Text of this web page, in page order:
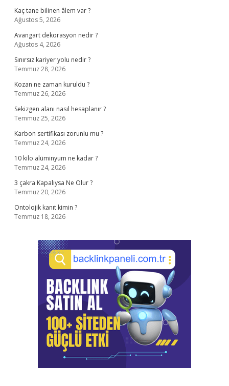
Kaç tane bilinen âlem var ?
Ağustos 5, 2026
Avangart dekorasyon nedir ?
Ağustos 4, 2026
Sınırsız kariyer yolu nedir ?
Temmuz 28, 2026
Kozan ne zaman kuruldu ?
Temmuz 26, 2026
Sekizgen alanı nasıl hesaplanır ?
Temmuz 25, 2026
Karbon sertifikası zorunlu mu ?
Temmuz 24, 2026
10 kilo alüminyum ne kadar ?
Temmuz 24, 2026
3 çakra Kapalıysa Ne Olur ?
Temmuz 20, 2026
Ontolojik kanıt kimin ?
Temmuz 18, 2026